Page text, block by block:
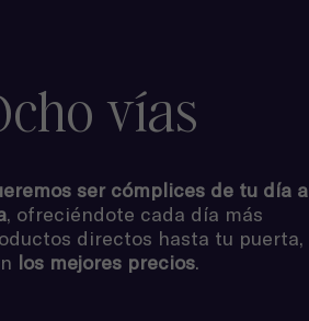
vías
ser cómplices de tu día a
, ofreciéndote cada día más
directos hasta tu puerta,
los mejores precios.